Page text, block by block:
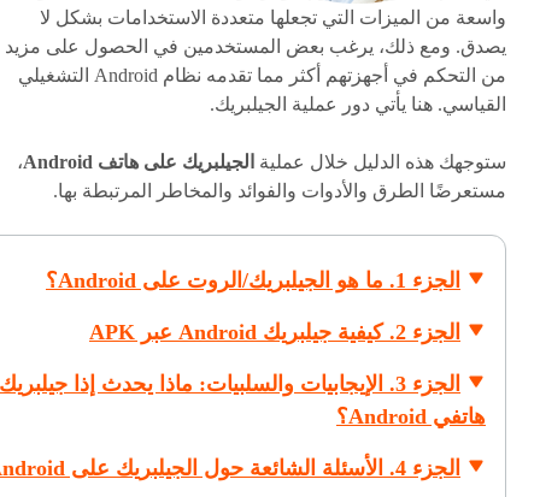
واسعة من الميزات التي تجعلها متعددة الاستخدامات بشكل لا
يصدق. ومع ذلك، يرغب بعض المستخدمين في الحصول على مزيد
من التحكم في أجهزتهم أكثر مما تقدمه نظام Android التشغيلي
القياسي. هنا يأتي دور عملية الجيلبريك.
ستوجهك هذه الدليل خلال عملية الجيلبريك على هاتف Android
،
مستعرضًا الطرق والأدوات والفوائد والمخاطر المرتبطة بها.
الجزء 1. ما هو الجيلبريك/الروت على Android؟
الجزء 2. كيفية جيلبريك Android عبر APK
الجزء 3. الإيجابيات والسلبيات: ماذا يحدث إذا جيلبريك
هاتفي Android؟
الجزء 4. الأسئلة الشائعة حول الجيلبريك على Android